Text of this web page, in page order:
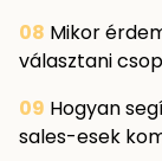
08 Mikor
választani
09 Hogyan
sales-esek